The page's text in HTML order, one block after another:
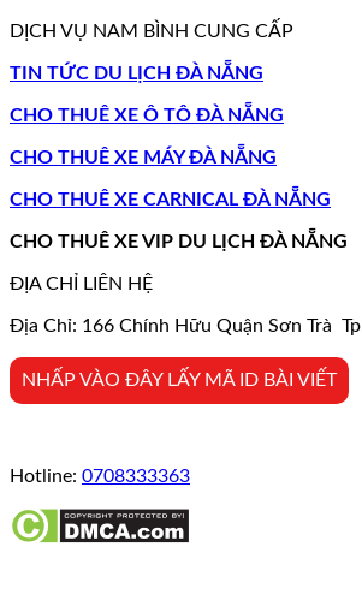
DỊCH VỤ NAM BÌNH CUNG CẤP
TIN TỨC DU LỊCH ĐÀ NẴNG
CHO THUÊ XE Ô TÔ ĐÀ NẴNG
CHO THUÊ XE MÁY ĐÀ NẴNG
CHO THUÊ XE CARNICAL ĐÀ NẴNG
CHO THUÊ XE VIP DU LỊCH ĐÀ NẴNG
ĐỊA CHỈ LIÊN HỆ
Địa Chỉ: 166 Chính Hữu Quận Sơn Trà
NHẤP VÀO ĐÂY LẤY MÃ ID BÀI VIẾT
Hotline: 0708333363